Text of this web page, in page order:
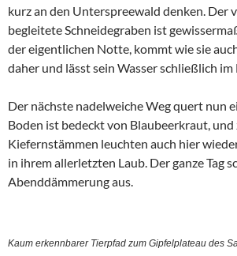
kurz an den Unterspreewald denken. Der
begleitete Schneidegraben ist
der eigentlichen Notte, kommt wie sie
daher und lässt sein Wasser schließlich im
Der nächste nadelweiche Weg quert nun
Boden ist bedeckt von Blaubeerkraut, und
Kiefernstämmen leuchten auch hier
in ihrem allerletzten Laub. Der ganze Tag
Abenddämmerung aus.
Kaum erkennbarer Tierpfad zum Gipfelplateau des